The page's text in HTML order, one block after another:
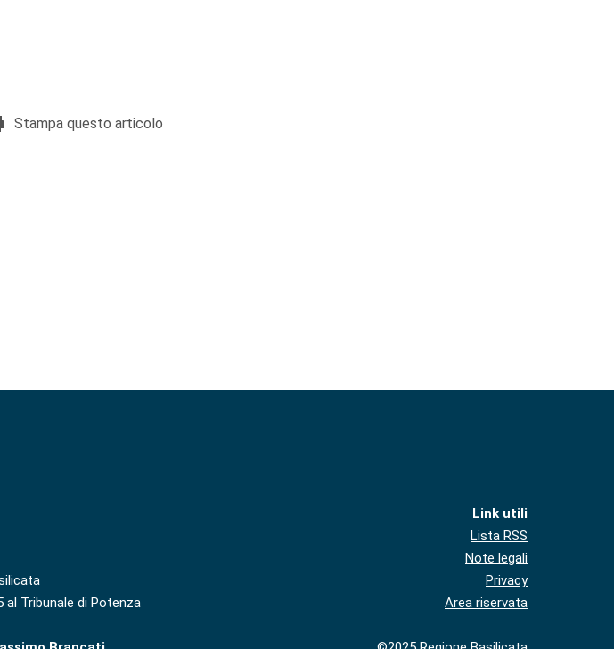
Stampa questo articolo
al Tribunale di Potenza
Link utili
Lista RSS
Note legali
Privacy
Area riservata